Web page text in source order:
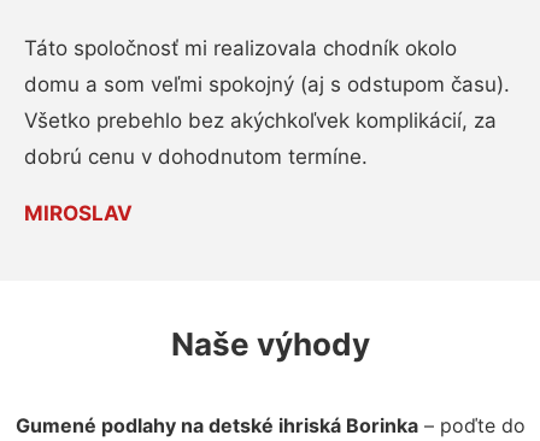
Táto spoločnosť mi realizovala chodník okolo
domu a som veľmi spokojný (aj s odstupom času).
Všetko prebehlo bez akýchkoľvek komplikácií, za
dobrú cenu v dohodnutom termíne.
MIROSLAV
Naše výhody
Gumené podlahy na detské ihriská Borinka– poďte do